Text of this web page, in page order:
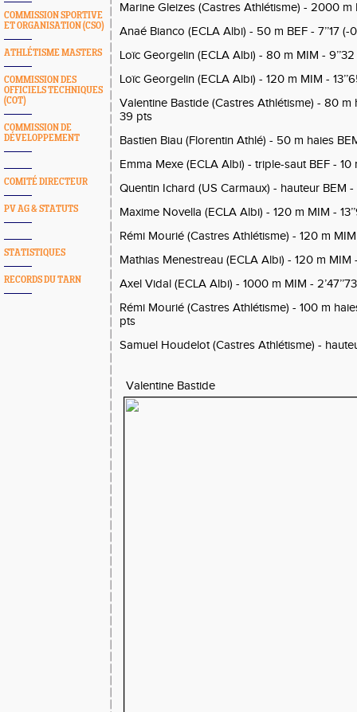
COMMISSION SPORTIVE
ET ORGANISATION (CSO)
ATHLÉTISME MASTERS
COMMISSION DES
OFFICIELS TECHNIQUES
(COT)
COMMISSION DE
DÉVELOPPEMENT
COMITÉ DIRECTEUR
PV AG & STATUTS
STATISTIQUES
RECORDS DU TARN
Marine Gleizes (Castres Athlétisme) - 2000 m
Anaé Bianco (ECLA Albi) - 50 m BEF - 7’’17
Loïc Georgelin (ECLA Albi) - 80 m MIM -
Loïc Georgelin (ECLA Albi) - 120 m MIM -
Valentine Bastide (Castres Athlétisme) - 80 m
39 pts
Bastien Biau (Florentin Athlé) - 50 m haies
Emma Mexe (ECLA Albi) - triple-saut BEF - 10
Quentin Ichard (US Carmaux) - hauteur BEM
Maxime Novella (ECLA Albi) - 120 m MIM -
Rémi Mourié (Castres Athlétisme) - 120 m MIM
Mathias Menestreau (ECLA Albi) - 120 m MIM -
Axel Vidal (ECLA Albi) - 1000 m MIM -
Rémi Mourié (Castres Athlétisme) - 100 m
pts
Samuel Houdelot (Castres Athlétisme) -
Valentine Bastide